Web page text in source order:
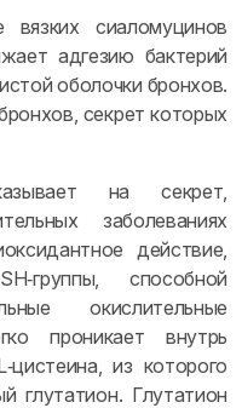
вязких сиаломуцинов
адгезию бактерий
оболочки бронхов.
секрет которых
на секрет,
заболеваниях
действие,
способной
окислительные
проникает внутрь
из которого
глутатион. Глутатион